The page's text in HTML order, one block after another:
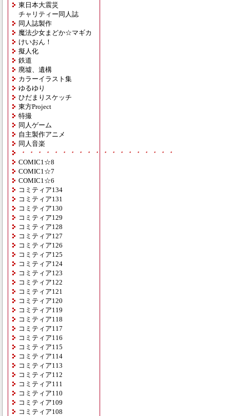
東日本大震災
チャリティー同人誌
同人誌製作
魔法少女まどか☆マギカ
けいおん！
擬人化
鉄道
廃墟、遺構
カラーイラスト集
ゆるゆり
ひだまりスケッチ
東方Project
特撮
同人ゲーム
自主製作アニメ
同人音楽
・・・・・・・・・・・・・・・・・・・
COMIC1☆8
COMIC1☆7
COMIC1☆6
コミティア134
コミティア131
コミティア130
コミティア129
コミティア128
コミティア127
コミティア126
コミティア125
コミティア124
コミティア123
コミティア122
コミティア121
コミティア120
コミティア119
コミティア118
コミティア117
コミティア116
コミティア115
コミティア114
コミティア113
コミティア112
コミティア111
コミティア110
コミティア109
コミティア108